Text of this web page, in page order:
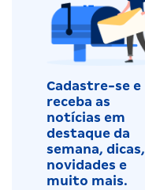
Cadastre-se e
receba as
notícias em
destaque da
semana, dicas,
novidades e
muito mais.